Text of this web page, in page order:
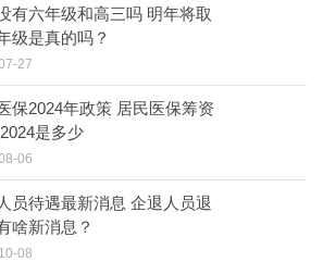
有六年级和高三吗 明年将取
级是真的吗？
27
保2024年政策 居民医保筹资
是多少
06
员待遇最新消息 企退人员退
啥新消息？
08